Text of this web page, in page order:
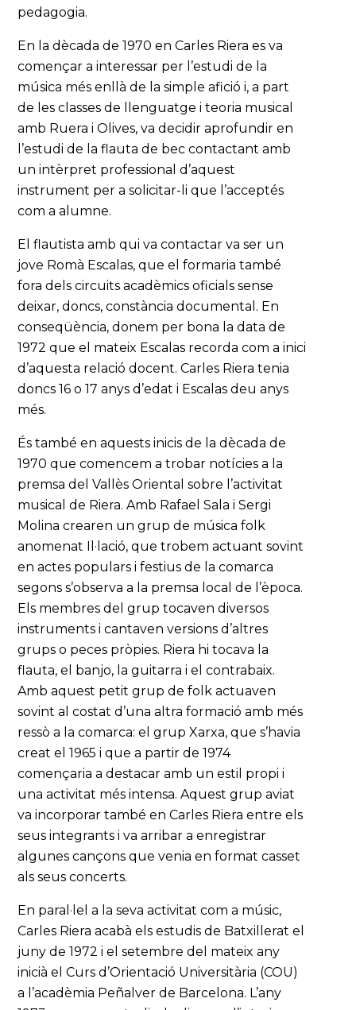
pedagogia.
En la dècada de 1970 en Carles Riera es va
començar a interessar per l’estudi de la
música més enllà de la simple afició i, a part
de les classes de llenguatge i teoria musical
amb Ruera i Olives, va decidir aprofundir en
l’estudi de la flauta de bec contactant amb
un intèrpret professional d’aquest
instrument per a solicitar-li que l’acceptés
com a alumne.
El flautista amb qui va contactar va ser un
jove Romà Escalas, que el formaria també
fora dels circuits acadèmics oficials sense
deixar, doncs, constància documental. En
conseqüència, donem per bona la data de
1972 que el mateix Escalas recorda com a inici
d’aquesta relació docent. Carles Riera tenia
doncs 16 o 17 anys d’edat i Escalas deu anys
més.
És també en aquests inicis de la dècada de
1970 que comencem a trobar notícies a la
premsa del Vallès Oriental sobre l’activitat
musical de Riera. Amb Rafael Sala i Sergi
Molina crearen un grup de música folk
anomenat Il·lació, que trobem actuant sovint
en actes populars i festius de la comarca
segons s’observa a la premsa local de l’època.
Els membres del grup tocaven diversos
instruments i cantaven versions d’altres
grups o peces pròpies. Riera hi tocava la
flauta, el banjo, la guitarra i el contrabaix.
Amb aquest petit grup de folk actuaven
sovint al costat d’una altra formació amb més
ressò a la comarca: el grup Xarxa, que s’havia
creat el 1965 i que a partir de 1974
començaria a destacar amb un estil propi i
una activitat més intensa. Aquest grup aviat
va incorporar també en Carles Riera entre els
seus integrants i va arribar a enregistrar
algunes cançons que venia en format casset
als seus concerts.
En paral·lel a la seva activitat com a músic,
Carles Riera acabà els estudis de Batxillerat el
juny de 1972 i el setembre del mateix any
inicià el Curs d’Orientació Universitària (COU)
a l’acadèmia Peñalver de Barcelona. L’any